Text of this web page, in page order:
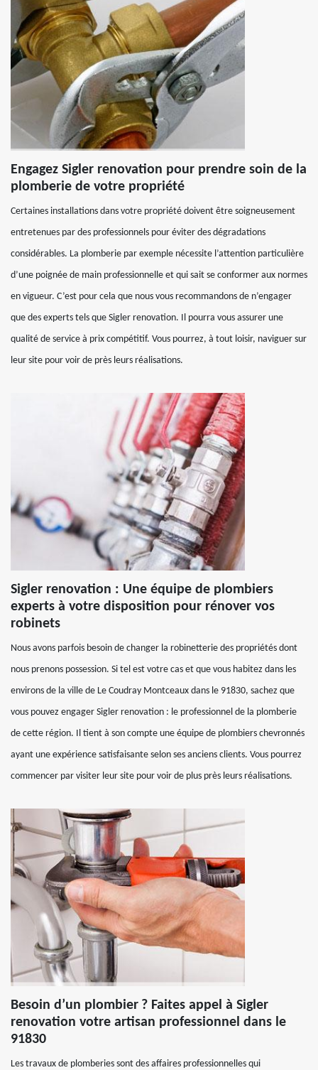
Engagez Sigler renovation pour prendre soin de la
plomberie de votre propriété
Certaines installations dans votre propriété doivent être soigneusement
entretenues par des professionnels pour éviter des dégradations
considérables. La plomberie par exemple nécessite l’attention particulière
d’une poignée de main professionnelle et qui sait se conformer aux normes
en vigueur. C’est pour cela que nous vous recommandons de n’engager
que des experts tels que Sigler renovation. Il pourra vous assurer une
qualité de service à prix compétitif. Vous pourrez, à tout loisir, naviguer sur
leur site pour voir de près leurs réalisations.
Sigler renovation : Une équipe de plombiers
experts à votre disposition pour rénover vos
robinets
Nous avons parfois besoin de changer la robinetterie des propriétés dont
nous prenons possession. Si tel est votre cas et que vous habitez dans les
environs de la ville de Le Coudray Montceaux dans le 91830, sachez que
vous pouvez engager Sigler renovation : le professionnel de la plomberie
de cette région. Il tient à son compte une équipe de plombiers chevronnés
ayant une expérience satisfaisante selon ses anciens clients. Vous pourrez
commencer par visiter leur site pour voir de plus près leurs réalisations.
Besoin d’un plombier ? Faites appel à Sigler
renovation votre artisan professionnel dans le
91830
Les travaux de plomberies sont des affaires professionnelles qui